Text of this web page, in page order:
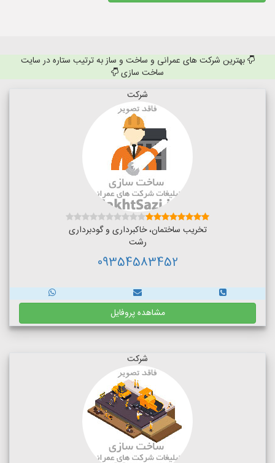
بهترین شرکت های عمرانی و ساخت و ساز به ترتیب ستاره در سایت
ساخت سازی
شرکت
تخریب ساختمان، خاکبرداری و گودبرداری
رشت
09354583452
مشاهده پروفایل
شرکت